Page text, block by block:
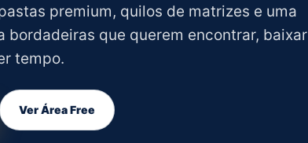
premium, quilos de matrizes e uma
bordadeiras que querem encontrar, baixar
tempo.
Ver Área Free